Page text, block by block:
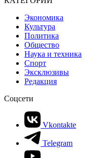
Экономика
Культура
Политика
Общество
Наука и техника
Спорт
Эксклюзивы
Редакция
Соцсети
Vkontakte
Telegram